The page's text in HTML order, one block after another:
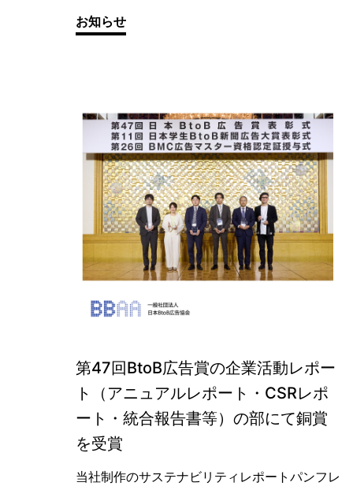
その他の
お知らせ
第47回BtoB広告賞の企業活動レポー
ト（アニュアルレポート・CSRレポ
ート・統合報告書等）の部にて銅賞
を受賞
第47回BtoB広告賞の企業活動レポー
当社制作のサステナビリティレポートパンフレ